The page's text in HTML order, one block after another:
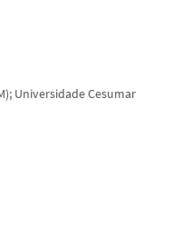
Universidade Cesumar